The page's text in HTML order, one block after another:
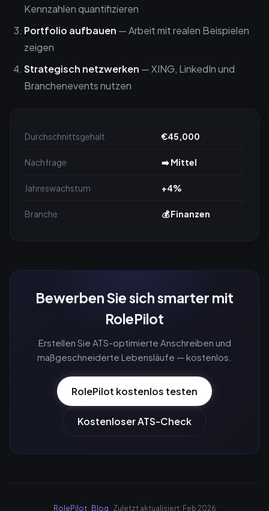
Kennzahlen quantifizieren
Portfolio aufbauen — Arbeit mit realen Beispielen
zeigen
Strategisch netzwerken — XING, LinkedIn und
Branchenevents nutzen
Durchschnittsgehalt €45,000
Nachfrage ➡️ Mittel
Jahreswachstum +4%
Branche 💰 Finanzen
Bewerben Sie sich smarter mit
RolePilot
Erstellen Sie ATS-optimierte Anschreiben und
maßgeschneiderte Lebensläufe — kostenlos.
RolePilot kostenlos testen
Kostenloser ATS-Check
RolePilot· Blog · Zuletzt aktualisiert: Feb 2026